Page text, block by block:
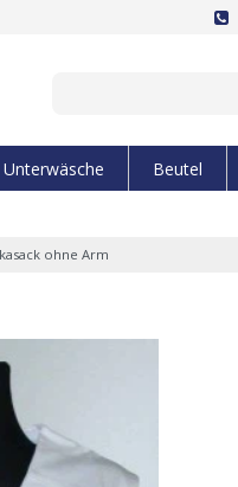
Unterwäsche Beutel
ohne Arm